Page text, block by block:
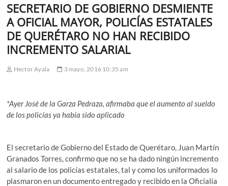
SECRETARIO DE GOBIERNO DESMIENTE
A OFICIAL MAYOR, POLICÍAS ESTATALES
DE QUERÉTARO NO HAN RECIBIDO
INCREMENTO SALARIAL
Hector Ayala 3 mayo, 2016 10:35 am
*Ayer José de la Garza Pedraza, afirmaba que el aumento al sueldo
de los policías ya había sido aplicado
El secretario de Gobierno del Estado de Querétaro, Juan Martín
Granados Torres, confirmo que no se ha dado ningún incremento
al salario de los policías estatales, tal y como los uniformados lo
plasmaron en un documento entregado y recibido en la Oficialía